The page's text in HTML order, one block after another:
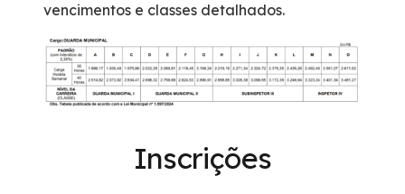
vencimentos e classes detalhados.
Inscrições